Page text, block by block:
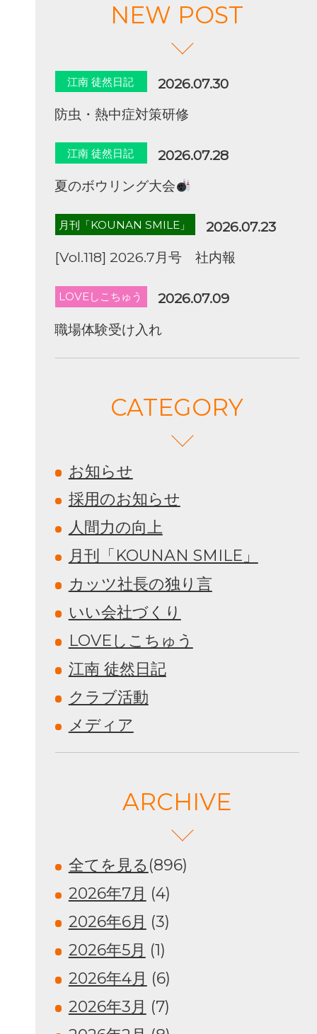
NEW POST
江南 徒然日記
2026.07.30
防虫・熱中症対策研修
江南 徒然日記
2026.07.28
夏のボウリング大会
月刊「KOUNAN SMILE」
2026.07.23
[Vol.118] 2026.7月号 社内報
LOVEしこちゅう
2026.07.09
職場体験受け入れ
CATEGORY
お知らせ
採用のお知らせ
人間力の向上
月刊「KOUNAN SMILE」
カッツ社長の独り言
いい会社づくり
LOVEしこちゅう
江南 徒然日記
クラブ活動
メディア
ARCHIVE
全てを見る (896)
2026年7月 (4)
2026年6月 (3)
2026年5月 (1)
2026年4月 (6)
2026年3月 (7)